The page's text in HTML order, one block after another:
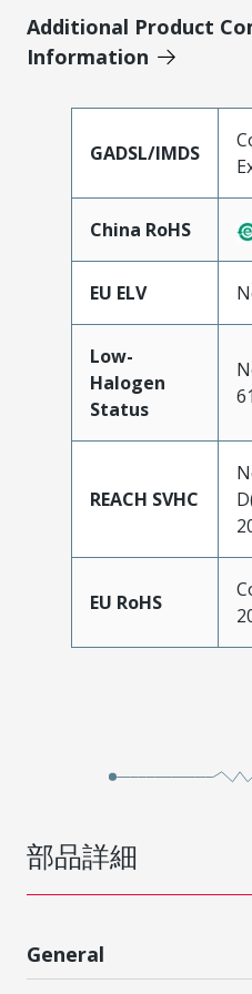
Additional Product
Information
GADSL/IMDS
China RoHS
EU ELV
Low-
Halogen
Status
REACH SVHC
EU RoHS
部品詳細
General